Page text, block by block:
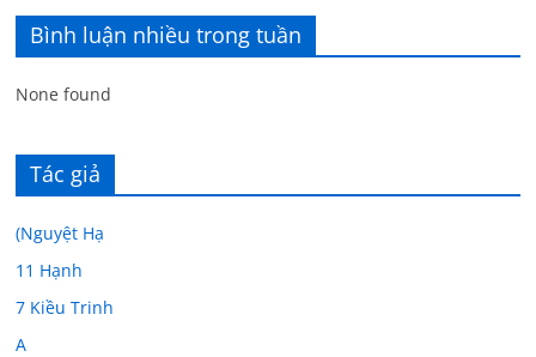
Bình luận nhiều trong tuần
None found
Tác giả
(Nguyệt Hạ
11 Hạnh
7 Kiều Trinh
A